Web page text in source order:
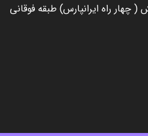
چهار راه ایرانپارس) طبقه فوقانی